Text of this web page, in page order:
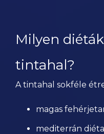
Milyen
tintahal?
A tintahal sokféle
magas
mediterrán diéta